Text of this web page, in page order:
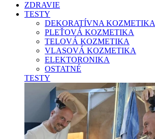
ZDRAVIE
TESTY
DEKORATÍVNA KOZMETIKA
PLEŤOVÁ KOZMETIKA
TELOVÁ KOZMETIKA
VLASOVÁ KOZMETIKA
ELEKTORONIKA
OSTATNÉ
TESTY